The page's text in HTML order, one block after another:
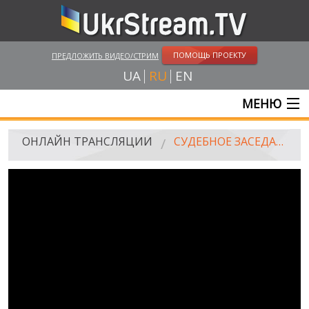
ПРЕДЛОЖИТЬ ВИДЕО/СТРИМ ПОМОЩЬ ПРОЕКТУ
UA RU EN
МЕНЮ
ГЛАВНАЯ
ОНЛАЙН ТРАНСЛЯЦИИ СУДЕБНОЕ ЗАСЕДАНИЕ ПО ДЕЛУ ПО ОБВИНЕНИЮ В.ЯНУКОВИЧА В ГОСУДАРСТВЕННОЙ ИЗМЕНЕ, 17.09.2018